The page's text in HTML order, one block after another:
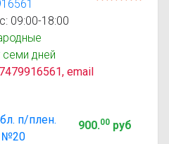
09:00-18:00
дней
email
п/плен.
№20
900.00руб